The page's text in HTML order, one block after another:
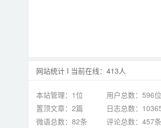
网站统计 I 当前在线：413人
本站管理：1位
用户总数：596位
置顶文章：2篇
日志总数：
微语总数：82条
评论总数：457条